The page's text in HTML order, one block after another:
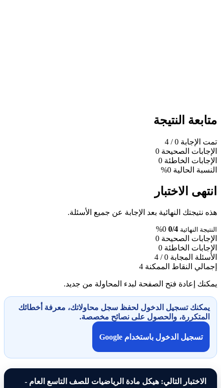
متابعة النتيجة
تمت الإجابة 0
/ 4
الإجابات الصحيحة 0
الإجابات الخاطئة 0
النسبة الحالية 0%
انتهى الاختبار
هذه نتيجتك النهائية بعد الإجابة عن جميع الأسئلة.
النتيجة النهائية 0/4
0%
الإجابات الصحيحة 0
الإجابات الخاطئة 0
الأسئلة المجابة 0 / 4
إجمالي النقاط الممكنة 4
يمكنك إعادة فتح الصفحة لبدء المحاولة من جديد.
يمكنك تسجيل الدخول لحفظ سجل محاولاتك، معرفة أخطائك
المتكررة، والحصول على نصائح مخصصة.
تسجيل الدخول باستخدام Google
الاختبار التالي: هيكل مادة الرياضيات للصف التاسع العام -